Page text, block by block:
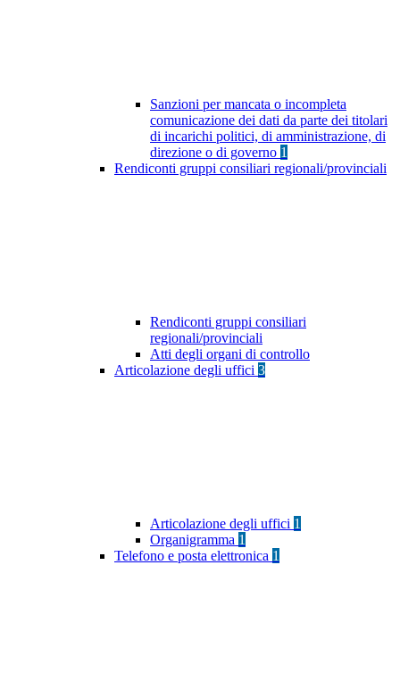
Sanzioni per mancata o incompleta
comunicazione dei dati da parte dei titolari
di incarichi politici, di amministrazione, di
direzione o di governo 1
Rendiconti gruppi consiliari regionali/provinciali
Rendiconti gruppi consiliari
regionali/provinciali
Atti degli organi di controllo
Articolazione degli uffici 3
Articolazione degli uffici 1
Organigramma 1
Telefono e posta elettronica 1